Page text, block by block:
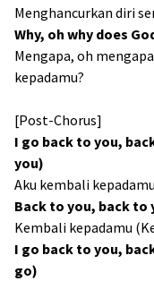
Menghancurkan diri
Why, oh why does
Mengapa, oh
kepadamu?
[Post-Chorus]
I go back to you,
you)
Aku kembali
Back to you, back to
Kembali kepadamu
I go back to you,
go)